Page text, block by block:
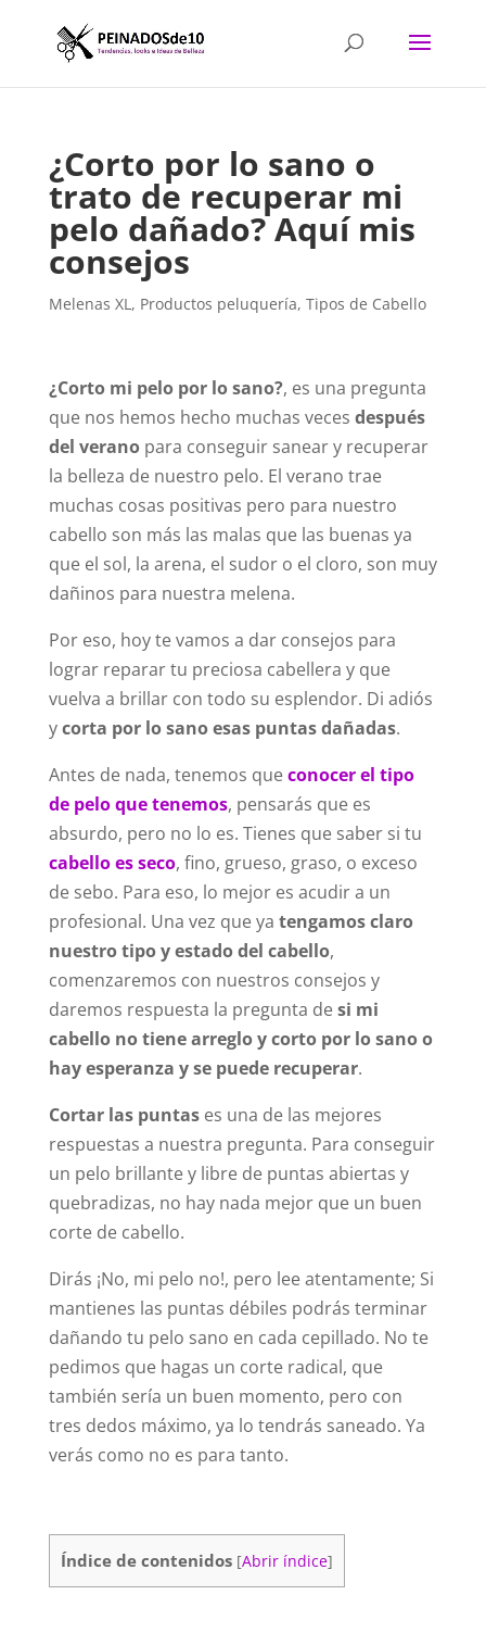
¿Corto por lo sano o
trato de recuperar mi
pelo dañado? Aquí mis
consejos
Melenas XL, Productos peluquería, Tipos de Cabello
¿Corto mi pelo por lo sano?, es una pregunta
que nos hemos hecho muchas veces después
del veranopara conseguir sanear y recuperar
la belleza de nuestro pelo. El verano trae
muchas cosas positivas pero para nuestro
cabello son más las malas que las buenas ya
que el sol, la arena, el sudor o el cloro, son muy
dañinos para nuestra melena.
Por eso, hoy te vamos a dar consejos para
lograr reparar tu preciosa cabellera y que
vuelva a brillar con todo su esplendor. Di adiós
ycorta por lo sano esas puntas dañadas.
Antes de nada, tenemos queconocer el tipo
de pelo que tenemos, pensarás que es
absurdo, pero no lo es. Tienes que saber si tu
cabello es seco, fino, grueso, graso, o exceso
de sebo. Para eso, lo mejor es acudir a un
profesional. Una vez que ya tengamos claro
nuestro tipo y estado del cabello,
comenzaremos con nuestros consejos y
daremos respuesta la pregunta desi mi
cabello no tiene arreglo y corto por lo sano o
hay esperanza y se puede recuperar.
Cortar las puntases una de las mejores
respuestas a nuestra pregunta. Para conseguir
un pelo brillante y libre de puntas abiertas y
quebradizas, no hay nada mejor que un buen
corte de cabello.
Dirás ¡No, mi pelo no!, pero lee atentamente; Si
mantienes las puntas débiles podrás terminar
dañando tu pelo sano en cada cepillado. No te
pedimos que hagas un corte radical, que
también sería un buen momento, pero con
tres dedos máximo, ya lo tendrás saneado. Ya
verás como no es para tanto.
Índice de contenidos [Abrir índice]